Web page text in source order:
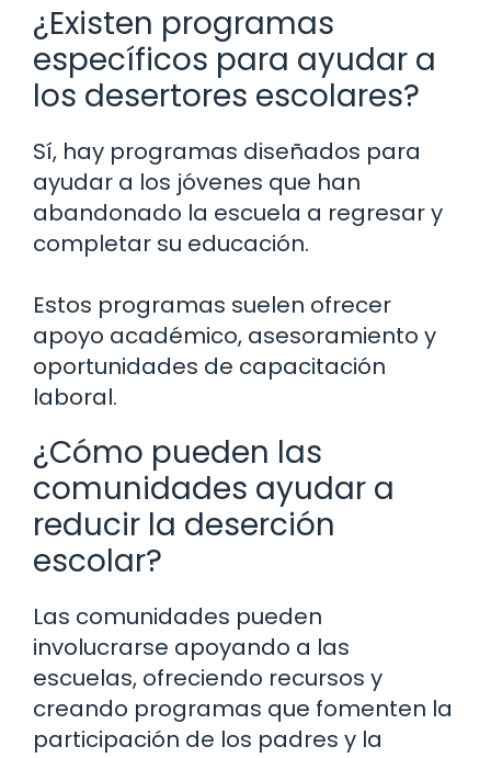
¿Existen programas
específicos para ayudar a
los desertores escolares?
Sí, hay programas diseñados para
ayudar a los jóvenes que han
abandonado la escuela a regresar y
completar su educación.
Estos programas suelen ofrecer
apoyo académico, asesoramiento y
oportunidades de capacitación
laboral.
¿Cómo pueden las
comunidades ayudar a
reducir la deserción
escolar?
Las comunidades pueden
involucrarse apoyando a las
escuelas, ofreciendo recursos y
creando programas que fomenten la
participación de los padres y la